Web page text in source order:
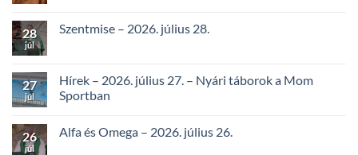
28
júl
Szentmise – 2026. július 28.
27
júl
Hírek – 2026. július 27. – Nyári táborok a Mom
Sportban
26
júl
Alfa és Omega – 2026. július 26.